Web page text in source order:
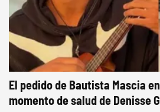
El pedido de Bautista Mascia
momento de salud de Denisse